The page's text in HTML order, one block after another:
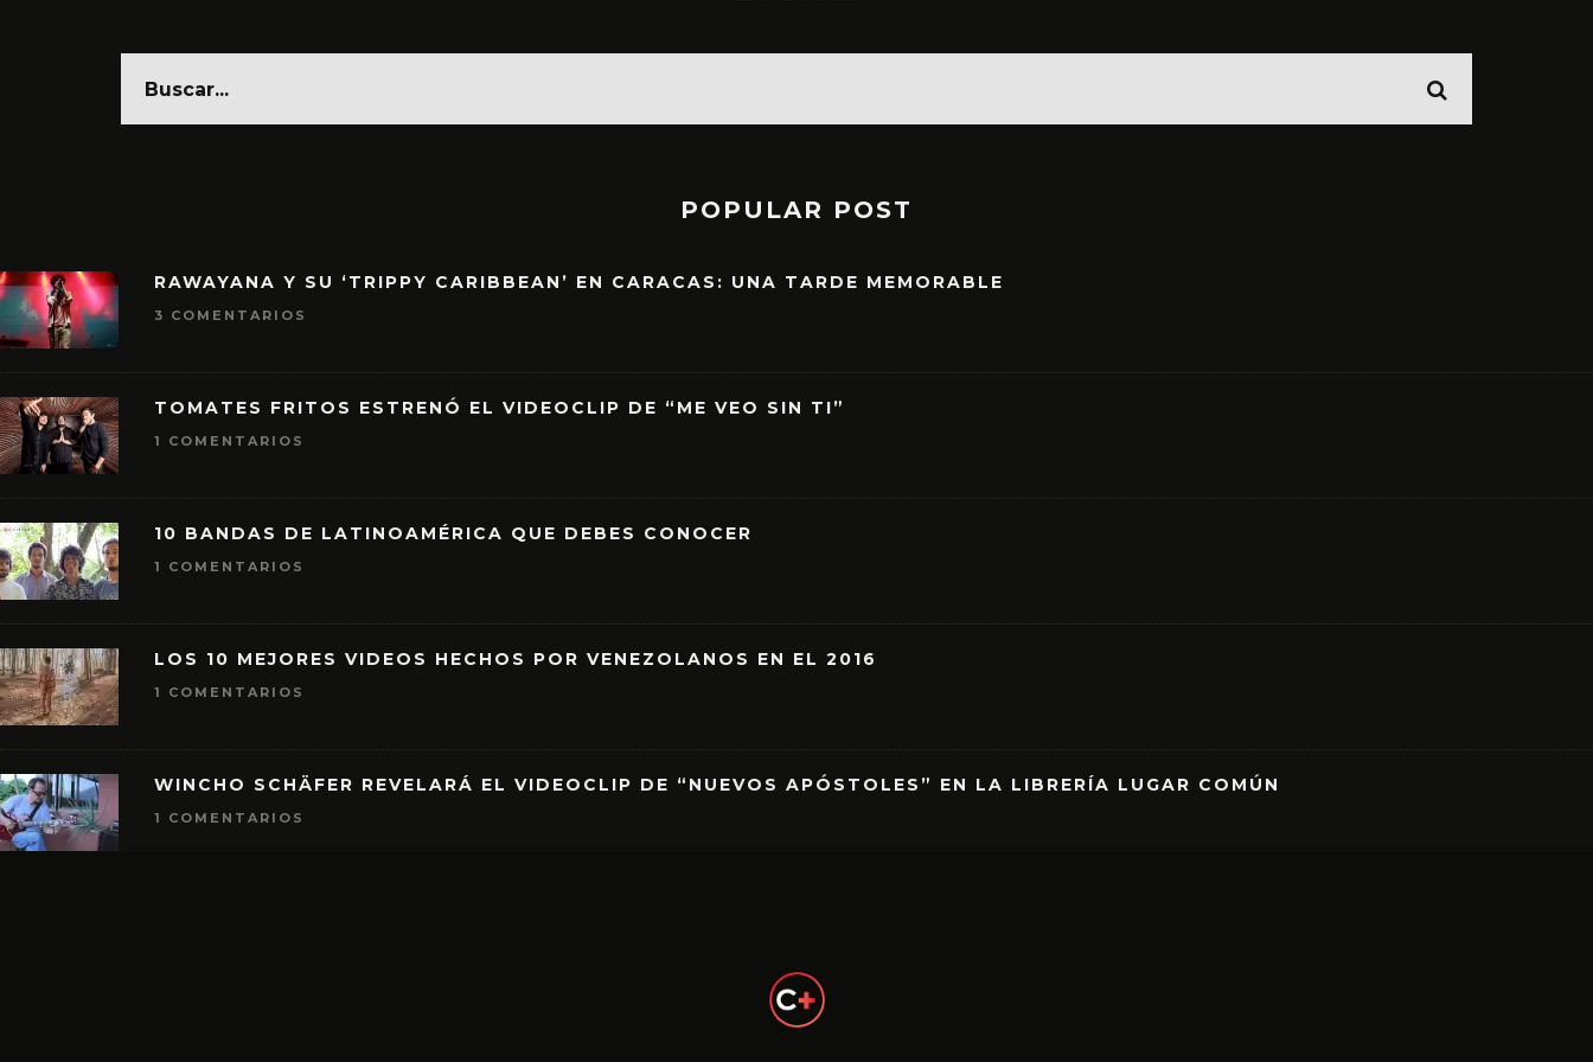
POPULAR POST
RAWAYANA Y SU ‘TRIPPY CARIBBEAN’ EN CARACAS: UNA TARDE MEMORABLE
3 COMENTARIOS
TOMATES FRITOS ESTRENÓ EL VIDEOCLIP DE “ME VEO SIN TI”
1 COMENTARIOS
10 BANDAS DE LATINOAMÉRICA QUE DEBES CONOCER
1 COMENTARIOS
LOS 10 MEJORES VIDEOS HECHOS POR VENEZOLANOS EN EL 2016
1 COMENTARIOS
WINCHO SCHÄFER REVELARÁ EL VIDEOCLIP DE “NUEVOS APÓSTOLES” EN LA LIBRERÍA LUGAR COMÚN
1 COMENTARIOS